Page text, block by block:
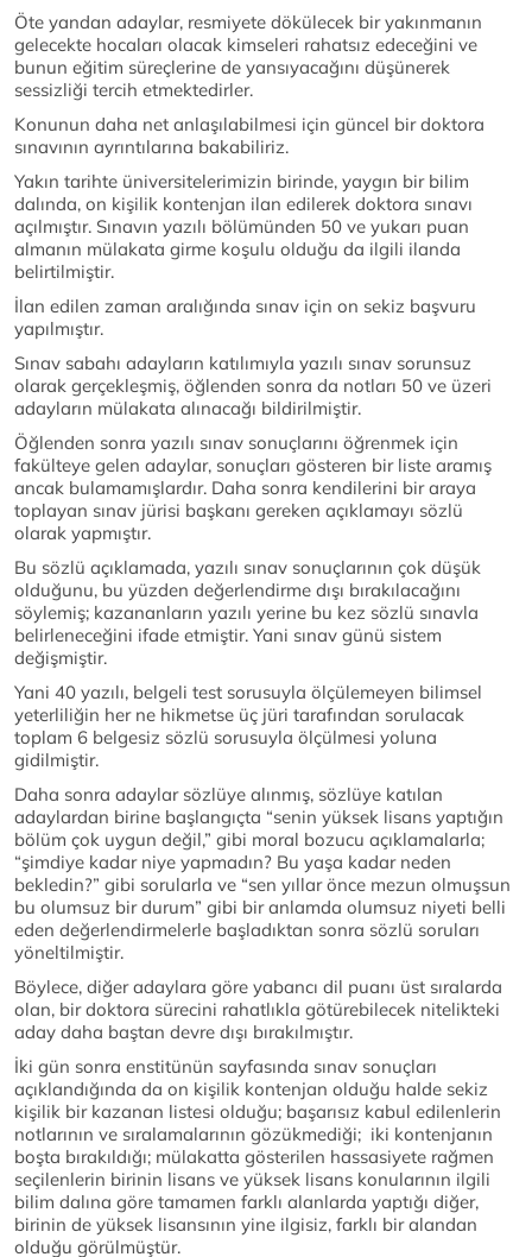
Öte yandan adaylar, resmiyete dökülecek bir yakınmanın
gelecekte hocaları olacak kimseleri rahatsız edeceğini ve
bunun eğitim süreçlerine de yansıyacağını düşünerek
sessizliği tercih etmektedirler.
Konunun daha net anlaşılabilmesi için güncel bir doktora
sınavının ayrıntılarına bakabiliriz.
Yakın tarihte üniversitelerimizin birinde, yaygın bir bilim
dalında, on kişilik kontenjan ilan edilerek doktora sınavı
açılmıştır. Sınavın yazılı bölümünden 50 ve yukarı puan
almanın mülakata girme koşulu olduğu da ilgili ilanda
belirtilmiştir.
İlan edilen zaman aralığında sınav için on sekiz başvuru
yapılmıştır.
Sınav sabahı adayların katılımıyla yazılı sınav sorunsuz
olarak gerçekleşmiş, öğlenden sonra da notları 50 ve üzeri
adayların mülakata alınacağı bildirilmiştir.
Öğlenden sonra yazılı sınav sonuçlarını öğrenmek için
fakülteye gelen adaylar, sonuçları gösteren bir liste aramış
ancak bulamamışlardır. Daha sonra kendilerini bir araya
toplayan sınav jürisi başkanı gereken açıklamayı sözlü
olarak yapmıştır.
Bu sözlü açıklamada, yazılı sınav sonuçlarının çok düşük
olduğunu, bu yüzden değerlendirme dışı bırakılacağını
söylemiş; kazananların yazılı yerine bu kez sözlü sınavla
belirleneceğini ifade etmiştir. Yani sınav günü sistem
değişmiştir.
Yani 40 yazılı, belgeli test sorusuyla ölçülemeyen bilimsel
yeterliliğin her ne hikmetse üç jüri tarafından sorulacak
toplam 6 belgesiz sözlü sorusuyla ölçülmesi yoluna
gidilmiştir.
Daha sonra adaylar sözlüye alınmış, sözlüye katılan
adaylardan birine başlangıçta “senin yüksek lisans yaptığın
bölüm çok uygun değil,” gibi moral bozucu açıklamalarla;
“şimdiye kadar niye yapmadın? Bu yaşa kadar neden
bekledin?” gibi sorularla ve “sen yıllar önce mezun olmuşsun
bu olumsuz bir durum” gibi bir anlamda olumsuz niyeti belli
eden değerlendirmelerle başladıktan sonra sözlü soruları
yöneltilmiştir.
Böylece, diğer adaylara göre yabancı dil puanı üst sıralarda
olan, bir doktora sürecini rahatlıkla götürebilecek nitelikteki
aday daha baştan devre dışı bırakılmıştır.
İki gün sonra enstitünün sayfasında sınav sonuçları
açıklandığında da on kişilik kontenjan olduğu halde sekiz
kişilik bir kazanan listesi olduğu; başarısız kabul edilenlerin
notlarının ve sıralamalarının gözükmediği; iki kontenjanın
boşta bırakıldığı; mülakatta gösterilen hassasiyete rağmen
seçilenlerin birinin lisans ve yüksek lisans konularının ilgili
bilim dalına göre tamamen farklı alanlarda yaptığı diğer,
birinin de yüksek lisansının yine ilgisiz, farklı bir alandan
olduğu görülmüştür.